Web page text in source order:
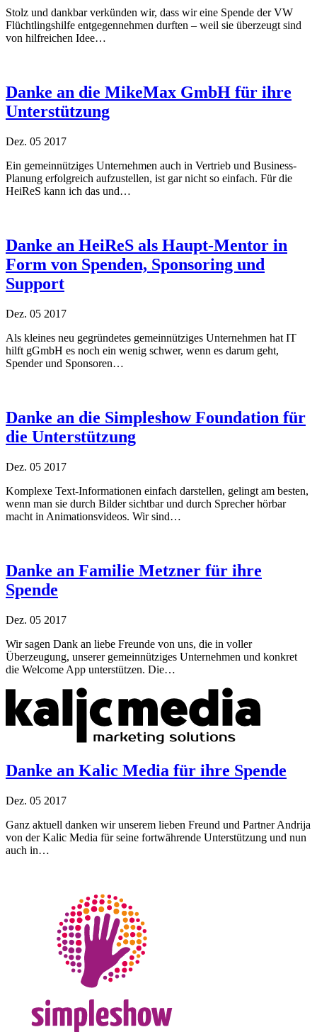
Stolz und dankbar verkünden wir, dass wir eine Spende der VW
Flüchtlingshilfe entgegennehmen durften – weil sie überzeugt sind
von hilfreichen Idee…
Danke an die MikeMax GmbH für ihre
Unterstützung
Dez. 05 2017
Ein gemeinnütziges Unternehmen auch in Vertrieb und Business-
Planung erfolgreich aufzustellen, ist gar nicht so einfach. Für die
HeiReS kann ich das und…
Danke an HeiReS als Haupt-Mentor in
Form von Spenden, Sponsoring und
Support
Dez. 05 2017
Als kleines neu gegründetes gemeinnütziges Unternehmen hat IT
hilft gGmbH es noch ein wenig schwer, wenn es darum geht,
Spender und Sponsoren…
Danke an die Simpleshow Foundation für
die Unterstützung
Dez. 05 2017
Komplexe Text-Informationen einfach darstellen, gelingt am besten,
wenn man sie durch Bilder sichtbar und durch Sprecher hörbar
macht in Animationsvideos. Wir sind…
Danke an Familie Metzner für ihre
Spende
Dez. 05 2017
Wir sagen Dank an liebe Freunde von uns, die in voller
Überzeugung, unserer gemeinnütziges Unternehmen und konkret
die Welcome App unterstützen. Die…
Danke an Kalic Media für ihre Spende
Dez. 05 2017
Ganz aktuell danken wir unserem lieben Freund und Partner Andrija
von der Kalic Media für seine fortwährende Unterstützung und nun
auch in…